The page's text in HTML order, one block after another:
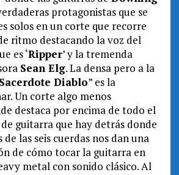
protagonistas que se
solos en un corte que recorre
ritmo destacando la voz del
es ‘Ripper’ y la tremenda
Sean Elg. La densa pero a la
Sacerdote Diablo” es la
Un corte algo menos
destaca por encima de todo el
guitarra que hay detrás donde
las seis cuerdas nos dan una
de cómo tocar la guitarra en
metal con sonido clásico. Al